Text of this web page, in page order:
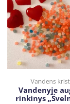
Vandens
Vandenyje
rinkinys